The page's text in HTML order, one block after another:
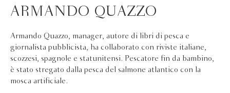
ARMANDO QUAZZO
Armando Quazzo, manager, autore di libri di pesca e
giornalista pubblicista, ha collaborato con riviste italiane,
scozzesi, spagnole e statunitensi. Pescatore fin da bambino,
è stato stregato dalla pesca del salmone atlantico con la
mosca artificiale.